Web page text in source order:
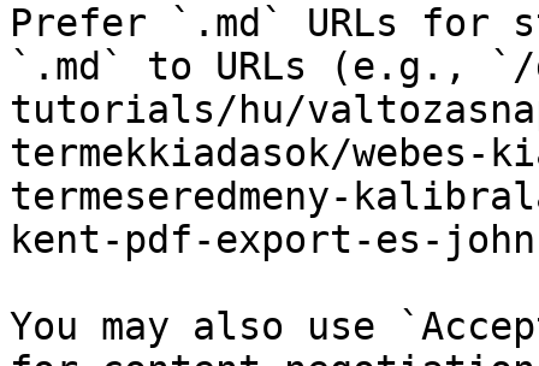
Prefer `.md` URLs for
`.md` to URLs (e.g., `/
tutorials/hu/
termekkiadasok/webes-
termeseredmeny-
kent-pdf-export-es-
You may also use